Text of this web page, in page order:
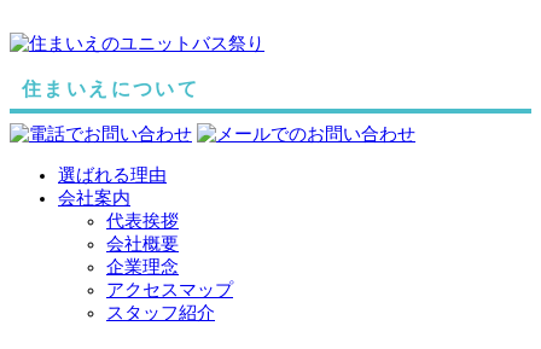
住まいえについて
選ばれる理由
会社案内
代表挨拶
会社概要
企業理念
アクセスマップ
スタッフ紹介